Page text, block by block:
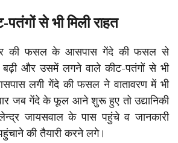
पतंगों से भी मिली राहत
की फसल के आसपास गेंदे की फसल से
बढ़ी और उसमें लगने वाले कीट-पतंगों से भी
लगी गेंदे की फसल ने वातावरण में भी
जब गेंदे के फूल आने शुरू हुए तो उद्यानिकी
जायसवाल के पास पहुंचे व जानकारी
की तैयारी करने लगे।